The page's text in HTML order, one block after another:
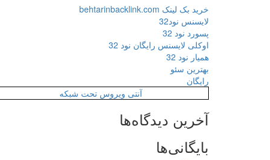
خرید بک لینک behtarinbacklink.com
لایسنس نود32
پسورد نود 32
اوکلی لایسنس رایگان نود 32
همیار نود 32
بهترین سئو
رایگان
آنتی ویروس تحت شبکه
آخرین دیدگاه‌ها
بایگانی‌ها